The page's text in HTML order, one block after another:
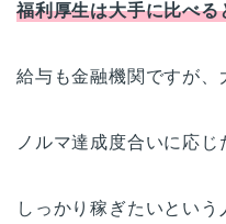
福利厚生は大手に比べる
給与も金融機関ですが、
ノルマ達成度合いに応じ
しっかり稼ぎたいという